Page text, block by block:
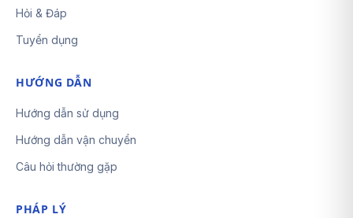
Hỏi & Đáp
Tuyển dụng
HƯỚNG DẪN
Hướng dẫn sử dụng
Hướng dẫn vận chuyển
Câu hỏi thường gặp
PHÁP LÝ